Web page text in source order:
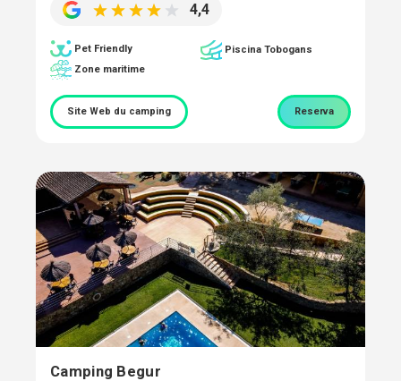
4,4
Pet Friendly
Piscina Tobogans
Zone maritime
Site Web du camping Reserva
Camping Begur